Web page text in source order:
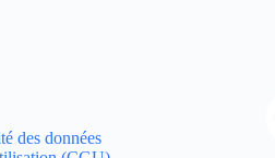
des données